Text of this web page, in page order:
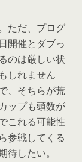
ただ、プログ
開催とダブっ
のは厳しい状
しれません
、そちらが荒
ップも頭数が
これる可能性
参戦してくる
したい。